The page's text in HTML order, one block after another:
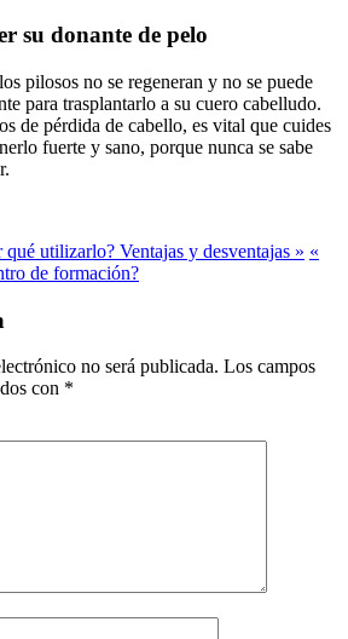
su donante de pelo
pilosos no se regeneran y no se puede
para trasplantarlo a su cuero cabelludo.
de pérdida de cabello, es vital que cuides
fuerte y sano, porque nunca se sabe
utilizarlo? Ventajas y desventajas » «
de formación?
no será publicada. Los campos
con *